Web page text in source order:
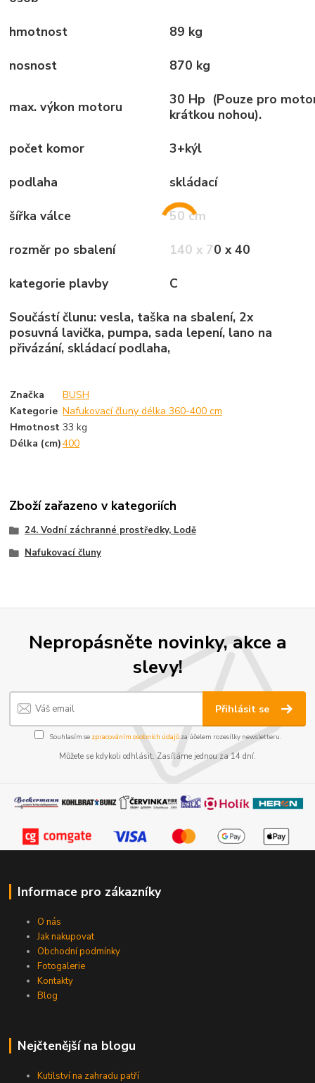
hmotnost 89 kg
nosnost
870 kg
max. výkon motoru
30 Hp (Pouze pro
krátkou nohou).
počet komor
3+kýl
podlaha
skládací
šířka válce
50 cm
rozměr po sbalení
140 x 70 x 40
kategorie plavby
C
Součástí člunu: vesla, taška na sbalení, 2x
posuvná lavička, pumpa, sada lepení, lano na
přivázání, skládací podlaha,
Značka
BUSH
Kategorie Nafukovací čluny délka 360-400 cm
Hmotnost 33 kg
Délka (cm)400
Zboží zařazeno v kategoriích
24. Vodní záchranné prostředky, Lodě
Nafukovací čluny
Nepropásněte novinky, akce a
slevy!
Přihlásit se
Souhlasím se zpracováním osobních údajůza účelem rozesílky newsletteru.
Můžete se kdykoli odhlásit. Zasíláme jednou za 14 dní.
Informace pro zákazníky
O nás
Jak nakupovat
Obchodní podmínky
Fotogalerie
Kontakty
Blog
Nejčtenější na blogu
Kutilství na zahradu patří